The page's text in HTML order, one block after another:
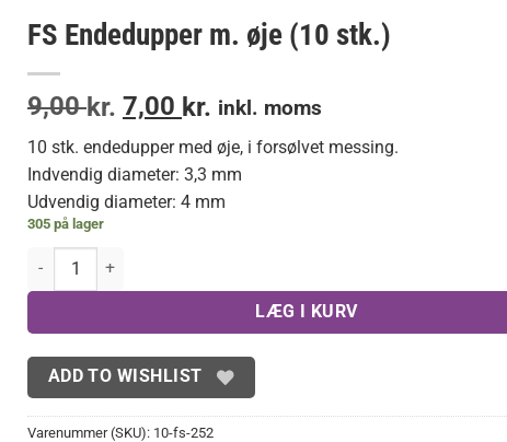
FS Endedupper m. øje (10 stk.)
9,00kr. Den
pris
var:
9,00 kr..
7,00 kr. Den
pris
er:
7,00 kr..
inkl. moms
10 stk. endedupper med øje, i forsølvet messing.
Indvendig diameter: 3,3 mm
Udvendig diameter: 4 mm
305 på lager
FS Endedupper m. øje (10 stk.) antal
LÆG I KURV
ADD TO WISHLIST
Varenummer (SKU): 10-fs-252